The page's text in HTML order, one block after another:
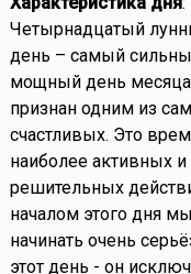
Четырнадцатый
день – самый
мощный день
признан одним из
счастливых. Это
наиболее активных и
решительных
началом этого дня
начинать очень
этот день - он